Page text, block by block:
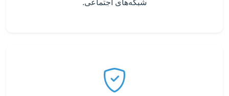
شبکه‌های اجتماعی.